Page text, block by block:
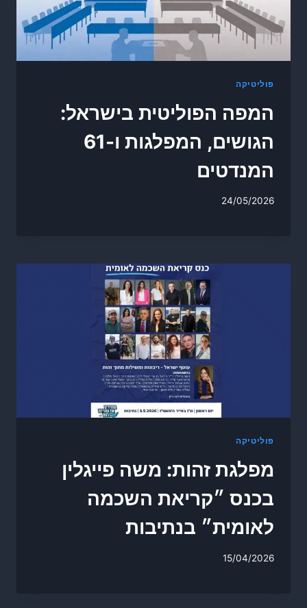
פוליטיקה
המפה הפוליטית בישראל:
הגושים, המפלגות ו-61
המנדטים
24/05/2026
פוליטיקה
מפלגת זהות: משה פייגלין
בכנס ״קריאת השכמה
לאומית״ בנתיבות
15/04/2026